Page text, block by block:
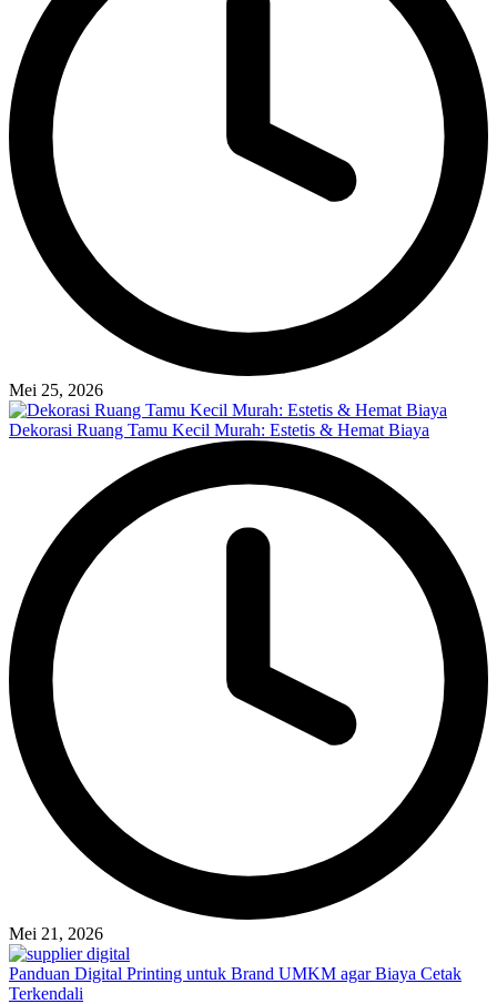
Mei 25, 2026
Dekorasi Ruang Tamu Kecil Murah: Estetis & Hemat Biaya
Mei 21, 2026
Panduan Digital Printing untuk Brand UMKM agar Biaya Cetak
Terkendali